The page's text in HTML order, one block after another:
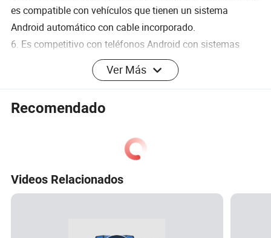
es compatible con vehículos que tienen un sistema
Android automático con cable incorporado.
6. Es competitivo con teléfonos Android con sistemas
Android 11 o superior o teléfonos Google o Samsung con
sistemas Android 10,0 o superior.
8. Portátil y de pequeño tamaño.
Ver Más
Recomendado
Videos Relacionados